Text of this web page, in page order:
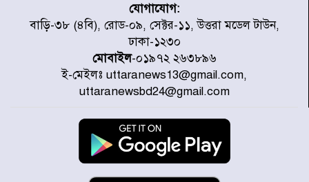
মাতারবাড়ী পৌঁছে নির্ধারিত কর্মসূচিতে
যোগ দিয়েছেন প্রধানমন্ত্রী
জাতীয় সাংবাদিক সংস্থার পিরোজপুর
জেলা কমিটি অনুমোদন
গণঅভ্যুত্থানের তথ্য বিশ্বমিডিয়ায় পৌঁছে
দিতেন আদীব, গুমের চেষ্টা ৩ বার
যোগাযোগ:
বাড়ি-৩৮ (৪বি), রোড-০৯, সেক্টর-১১, উত্তরা মডেল টাউন,
ঢাকা-১২৩০
মোবাইল-০১৯৭২ ২৬৩৮৯৬
ই-মেইলঃ uttaranews13@gmail.com,
uttaranewsbd24@gmail.com